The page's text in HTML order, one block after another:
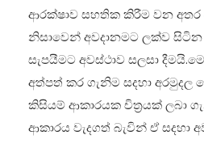
ආරක්ෂාව සහතික කිරීම වන
නිසාවෙන් අවදානමට ලක්ව සිටින
සැපයීමට අවස්ථාව සලසා
අත්පත් කර ගැනිම සදහා අරමුදල
කිසියම් ආකාරයක චිත්‍රයක් ලබා
ආකාරය වැදගත් බැවින් ඒ සදහා